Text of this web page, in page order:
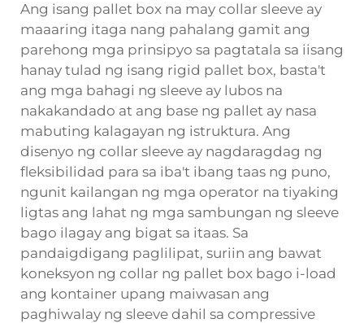
Ang isang pallet box na may collar sleeve ay
maaaring itaga nang pahalang gamit ang
parehong mga prinsipyo sa pagtatala sa iisang
hanay tulad ng isang rigid pallet box, basta't
ang mga bahagi ng sleeve ay lubos na
nakakandado at ang base ng pallet ay nasa
mabuting kalagayan ng istruktura. Ang
disenyo ng collar sleeve ay nagdaragdag ng
fleksibilidad para sa iba't ibang taas ng puno,
ngunit kailangan ng mga operator na tiyaking
ligtas ang lahat ng mga sambungan ng sleeve
bago ilagay ang bigat sa itaas. Sa
pandaigdigang paglilipat, suriin ang bawat
koneksyon ng collar ng pallet box bago i-load
ang kontainer upang maiwasan ang
paghiwalay ng sleeve dahil sa compressive